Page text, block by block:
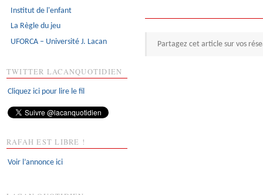
Partagez cet article sur vos
Institut de l'enfant
La Règle du jeu
UFORCA – Université J. Lacan
TWITTER LACANQUOTIDIEN
Cliquez ici pour lire le fil
RAFAH EST LIBRE !
Voir l’annonce ici